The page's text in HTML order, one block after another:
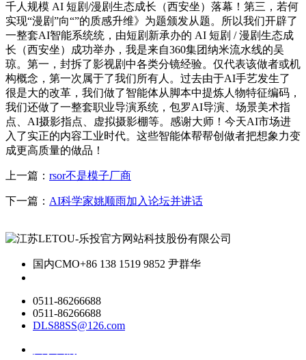
千人规模 AI 短剧/漫剧生态成长（西安坐）落幕！第三，若何
实现“漫剧”向“”的质感升维》为题颁发从题。所以我们开辟了
一整套AI智能系统统，由短剧新承办的 AI 短剧 / 漫剧生态成
长（西安坐）成功举办，我是来自360集团纳米流水线的吴
琼。第一，封拆了影视剧中各类分镜经验。仅代表该做者或机
构概念，第一次属于了我们所有人。过去由于AI手艺发生了
很是大的改革，我们做了智能体从脚本中提炼人物特征编码，
我们还做了一整套职业导演系统，包罗AI导演、场景美术指
点、AI摄影指点、虚拟摄影棚等。感谢大师！今天AI市场进
入了实正的内容工业时代。这些智能体帮帮创做者把想象力变
成更高质量的做品！
上一篇： rsor不是模子厂商
下一篇： AI科学家姚顺雨加入论坛并讲话
国内CMO+86 138 1519 9852 尹群华
0511-86266688
0511-86266688
DLS88SS@126.com